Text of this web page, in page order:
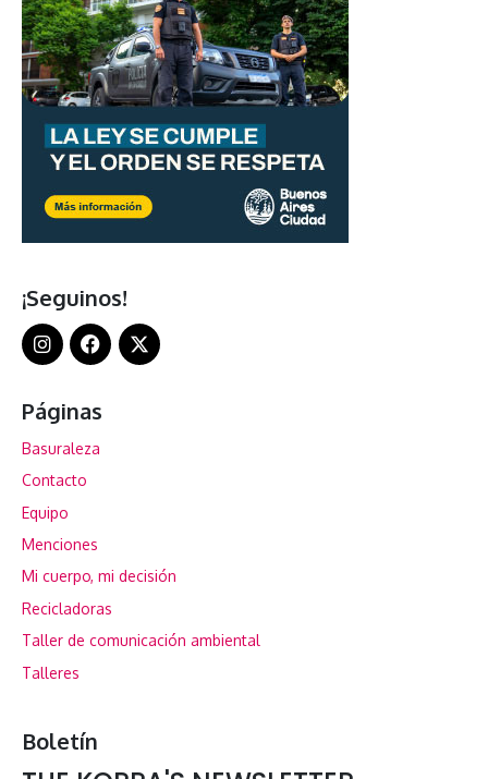
¡Seguinos!
Páginas
Basuraleza
Contacto
Equipo
Menciones
Mi cuerpo, mi decisión
Recicladoras
Taller de comunicación ambiental
Talleres
Boletín